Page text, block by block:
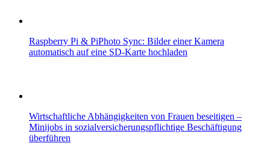
Raspberry Pi & PiPhoto Sync: Bilder einer Kamera
automatisch auf eine SD-Karte hochladen
Wirtschaftliche Abhängigkeiten von Frauen beseitigen –
Minijobs in sozialversicherungspflichtige Beschäftigung
überführen